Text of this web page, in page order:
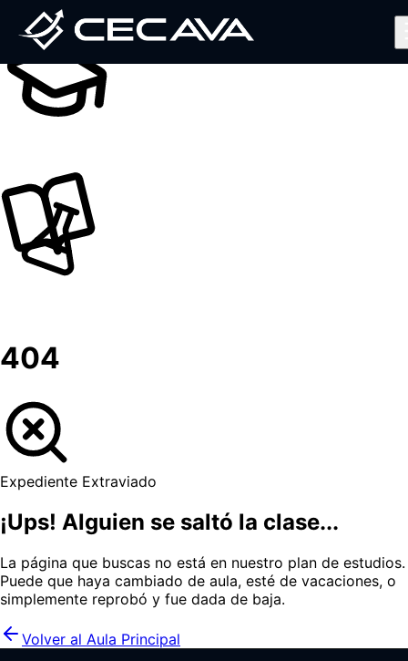
Nosotros
Valida tu CertificadoIngresar al Aula Virtual
404
Expediente Extraviado
¡Ups! Alguien se saltó la clase...
La página que buscas no está en nuestro plan de estudios.
Puede que haya cambiado de aula, esté de vacaciones, o
simplemente reprobó y fue dada de baja.
Volver al Aula Principal